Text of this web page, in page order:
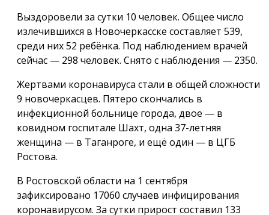
Выздоровели за сутки 10 человек. Общее число
излечившихся в Новочеркасске составляет 539,
среди них 52 ребёнка. Под наблюдением врачей
сейчас — 298 человек. Снято с наблюдения — 2350.
Жертвами коронавируса стали в общей сложности
9 новочеркасцев. Пятеро скончались в
инфекционной больнице города, двое — в
ковидном госпитале Шахт, одна 37-летняя
женщина — в Таганроге, и ещё один — в ЦГБ
Ростова.
В Ростовской области на 1 сентября
зафиксировано 17060 случаев инфицирования
коронавирусом. За сутки прирост составил 133